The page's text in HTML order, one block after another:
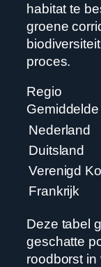
habitat te
groene
proces.
Regio
Nederland
Duitsland
Verenigd
Frankrijk
Deze tabel
geschatte
roodborst